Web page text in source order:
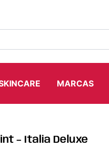
MARCAS
– Italia Deluxe